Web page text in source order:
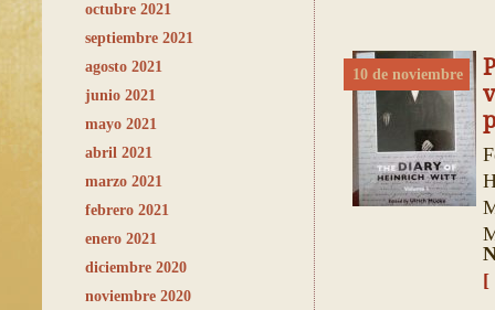
octubre 2021
septiembre 2021
agosto 2021
junio 2021
mayo 2021
abril 2021
marzo 2021
febrero 2021
enero 2021
diciembre 2020
noviembre 2020
10 de noviembre
[